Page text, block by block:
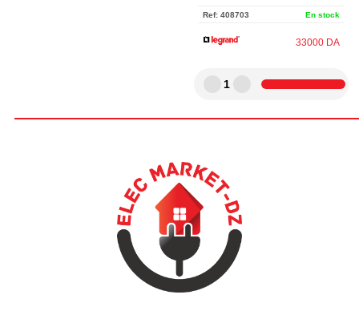
Ref: 408703 En stock
33000 DA
1